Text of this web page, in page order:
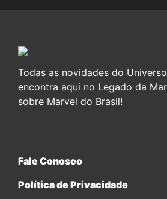
Todas as novidades do
encontra aqui no Legado da
sobre Marvel do Brasil!
Fale Conosco
Política de Privacidade